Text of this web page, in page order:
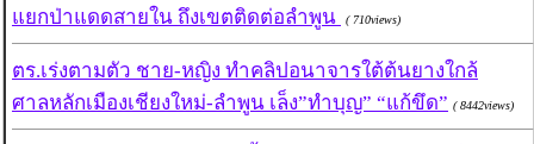
แยกป่าแดดสายใน ถึงเขตติดต่อลำพูน
( 710views)
ตร.เร่งตามตัว ชาย-หญิง ทำคลิปอนาจารใต้ต้นยางใกล้
ศาลหลักเมืองเชียงใหม่-ลำพูน เล็ง”ทำบุญ” “แก้ขึด” ( 8442views)